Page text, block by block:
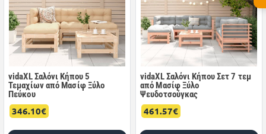
vidaXL Σαλόνι Κήπου 5
Τεμαχίων από Μασίφ Ξύλο
Πεύκου
346.10€
vidaXL Σαλόνι Κήπου Σετ 7 τεμ
από Μασίφ Ξύλο
Ψευδοτσούγκας
461.57€